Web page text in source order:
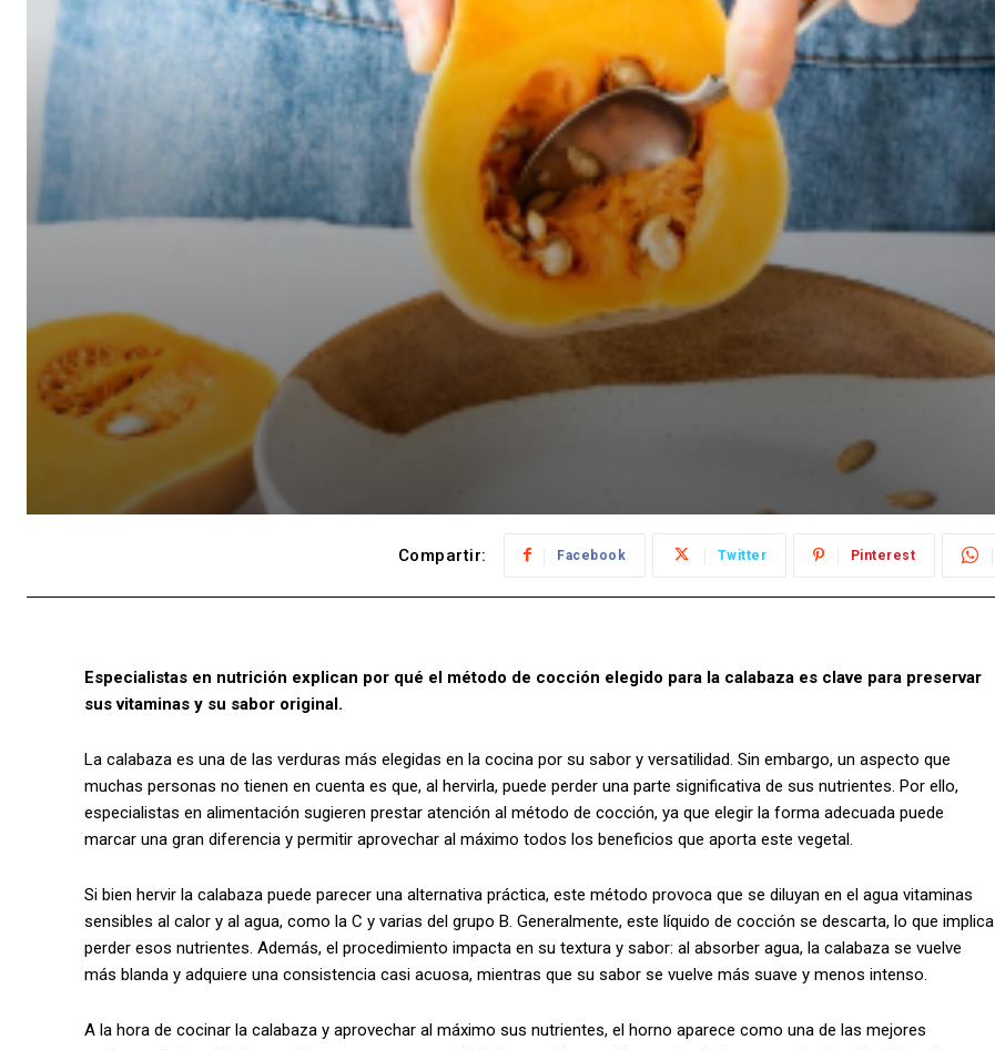
Compartir: Facebook Twitter Pinterest
Especialistas en nutrición explican por qué el método de cocción elegido para la calabaza es clave para preservar
sus vitaminas y su sabor original.
La calabaza es una de las verduras más elegidas en la cocina por su sabor y versatilidad. Sin embargo, un aspecto que
muchas personas no tienen en cuenta es que, al hervirla, puede perder una parte significativa de sus nutrientes. Por ello,
especialistas en alimentación sugieren prestar atención al método de cocción, ya que elegir la forma adecuada puede
marcar una gran diferencia y permitir aprovechar al máximo todos los beneficios que aporta este vegetal.
Si bien hervir la calabaza puede parecer una alternativa práctica, este método provoca que se diluyan en el agua vitaminas
sensibles al calor y al agua, como la C y varias del grupo B. Generalmente, este líquido de cocción se descarta, lo que implica
perder esos nutrientes. Además, el procedimiento impacta en su textura y sabor: al absorber agua, la calabaza se vuelve
más blanda y adquiere una consistencia casi acuosa, mientras que su sabor se vuelve más suave y menos intenso.
A la hora de cocinar la calabaza y aprovechar al máximo sus nutrientes, el horno aparece como una de las mejores